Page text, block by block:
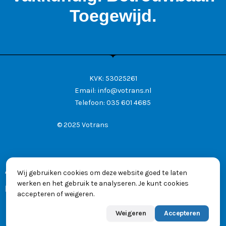
Toegewijd.
KVK: 53025261
Email: info@votrans.nl
Telefoon: 035 601 4685
© 2025 Votrans
Algemene voorwaarden
Privacyverklaring
Wij gebruiken cookies om deze website goed te laten
werken en het gebruik te analyseren. Je kunt cookies
accepteren of weigeren.
Weigeren Accepteren